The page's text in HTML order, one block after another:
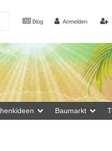
Blog Anmelden
Baumarkt